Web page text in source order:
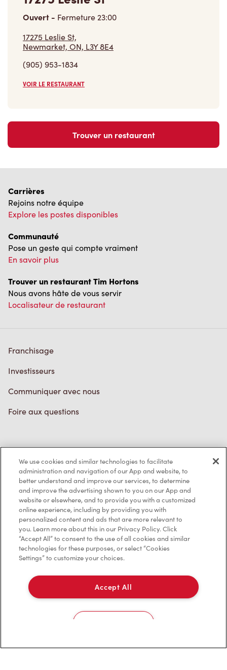
Ouvert - Fermeture23:00
17275 Leslie St,
Newmarket, ON, L3Y 8E4
(905) 953-1834
VOIR LE RESTAURANT
Trouver un restaurant
Carrières
Rejoins notre équipe
Explore les postes disponibles
Communauté
Pose un geste qui compte vraiment
En savoir plus
Trouver un restaurant Tim Hortons
Nous avons hâte de vous servir
Localisateur de restaurant
Franchisage
Investisseurs
Communiquer avec nous
Foire aux questions
Politique de confidentialité
Conditions de service
Marques de commerce
Accessibilité
Diagnostic
Contactez-nous
We use cookies and similar technologies to facilitate
administration and navigation of our App and website, to
better understand and improve our services, to determine
and improve the advertising shown to you on our App and
website or elsewhere, and to provide you with a customized
online experience, including by providing you with
personalized content and ads that are more relevant to
you. Learn more about this in our Privacy Policy. Click
“Accept All” to consent to the use of all cookies and similar
technologies for these purposes, or select “Cookies
Settings” to customize your choices.
Accept All